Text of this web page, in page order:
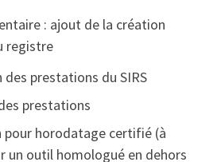
: ajout de la création
registre
prestations du SIRS
prestations
pour horodatage certifié (à
un outil homologué en dehors